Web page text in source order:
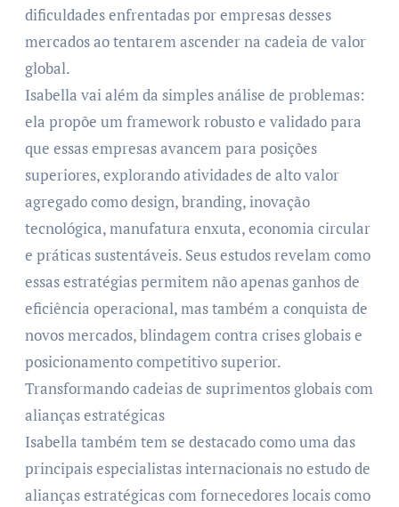
dificuldades enfrentadas por empresas desses
mercados ao tentarem ascender na cadeia de valor
global.
Isabella vai além da simples análise de problemas:
ela propõe um framework robusto e validado para
que essas empresas avancem para posições
superiores, explorando atividades de alto valor
agregado como design, branding, inovação
tecnológica, manufatura enxuta, economia circular
e práticas sustentáveis. Seus estudos revelam como
essas estratégias permitem não apenas ganhos de
eficiência operacional, mas também a conquista de
novos mercados, blindagem contra crises globais e
posicionamento competitivo superior.
Transformando cadeias de suprimentos globais com
alianças estratégicas
Isabella também tem se destacado como uma das
principais especialistas internacionais no estudo de
alianças estratégicas com fornecedores locais como